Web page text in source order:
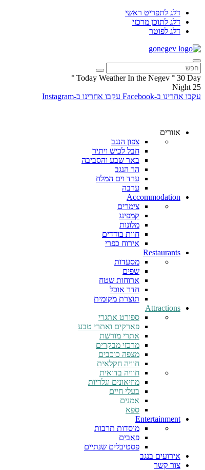
דלג לתפריט ראשי
דלג לתוכן מרכזי
דלג לפוטר
Today Weather In the Negev ° 30 Day
°
25
Night
עקבו אחרינו ב-Facebook
עקבו אחרינו ב-Instagram
אזורים
צפון הנגב
חבל לכיש ויתיר
באר שבע והסביבה
הר הנגב
ערד וים המלח
ערבה
Accommodation
צימרים
קמפינג
מלונות
חוות בודדים
אירוח כפרי
Restaurants
מסעדות
שפים
ארוחות שטח
חדר אוכל
תוצרת מקומית
Attractions
ספורט אתגרי
פארקים ואתרי טבע
אתרי מורשת
מרכזי מבקרים
מצפה כוכבים
חוויה חקלאית
חוויה בדואית
מוזיאונים וגלריות
בעלי חיים
אמנים
ספא
Entertainment
מוסדות תרבות
פאבים
פסטיבלים שנתיים
אירועים בנגב
צור קשר